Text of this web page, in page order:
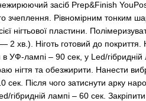
засіб Prep&Finish
зчеплення. Рівномірним тонким
нігтьової пластини.
2 хв.). Ніготь готовий до
УФ-лампі – 90 сек, у Led/
нігтя та обезжирити. Нанести
сек. Після чого затиснути арку
гібридній лампі – 60 сек.